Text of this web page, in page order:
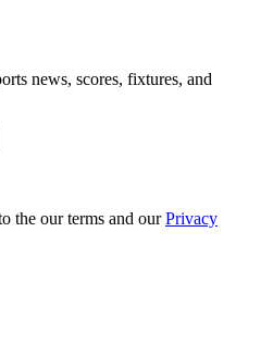
news, scores, fixtures, and
the our terms and ourPrivacy